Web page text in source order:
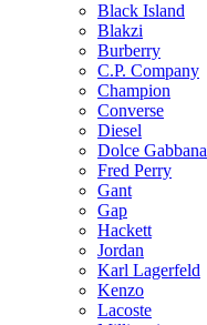
Black Island
Blakzi
Burberry
C.P. Company
Champion
Converse
Diesel
Dolce Gabbana
Fred Perry
Gant
Gap
Hackett
Jordan
Karl Lagerfeld
Kenzo
Lacoste